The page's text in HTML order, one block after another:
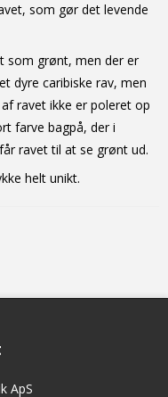
som gør det levende
som grønt, men der er
dyre caribiske rav, men
ravet ikke er poleret op
farve bagpå, der i
ravet til at se grønt ud.
helt unikt.
ApS